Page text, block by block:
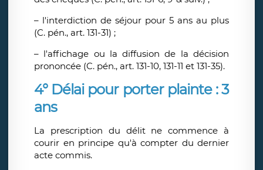
– l'interdiction de séjour pour 5 ans au plus
(C. pén., art. 131-31) ;
– l'affichage ou la diffusion de la décision
prononcée (C. pén., art. 131-10, 131-11 et 131-35).
4° Délai pour porter plainte : 3
ans
La prescription du délit ne commence à
courir en principe qu'à compter du dernier
acte commis.